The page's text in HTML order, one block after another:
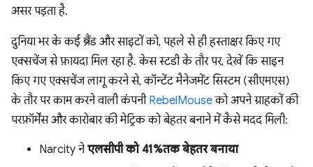
असर पड़ता है.
दुनिया भर के कई ब्रैंड और साइटों को, पहले से ही हस्ताक्षर किए गए
एक्सचेंज से फ़ायदा मिल रहा है. केस स्टडी के तौर पर, देखें कि साइन
किए गए एक्सचेंज लागू करने से, कॉन्टेंट मैनेजमेंट सिस्टम (सीएमएस)
के तौर पर काम करने वाली कंपनी RebelMouseको अपने ग्राहकों की
परफ़ॉर्मेंस और कारोबार की मेट्रिक को बेहतर बनाने में कैसे मदद मिली:
Narcity नेएलसीपी को 41%तक बेहतर बनाया